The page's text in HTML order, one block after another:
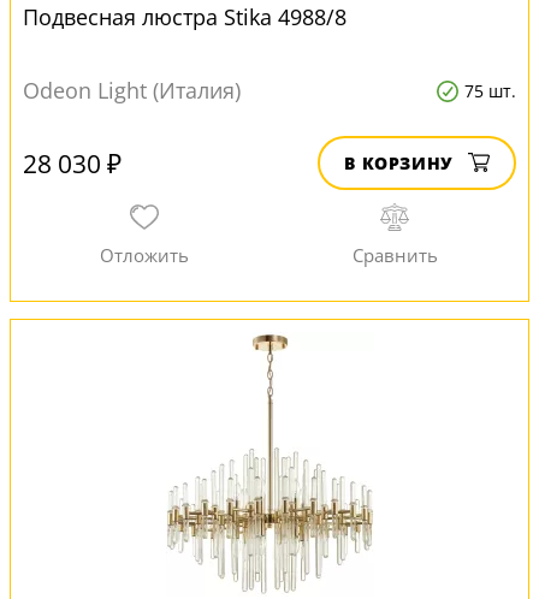
Подвесная люстра Stika 4988/8
Odeon Light (Италия) 75 шт.
28 030 ₽ В КОРЗИНУ